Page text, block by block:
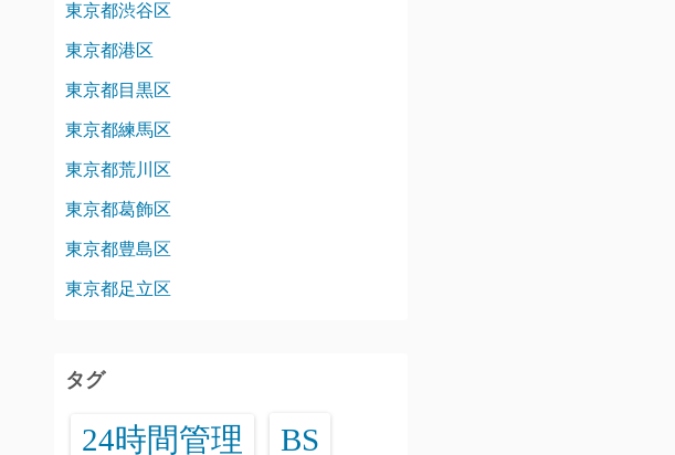
東京都渋谷区
東京都港区
東京都目黒区
東京都練馬区
東京都荒川区
東京都葛飾区
東京都豊島区
東京都足立区
タグ
24時間管理 BS